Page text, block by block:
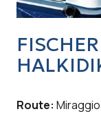
Route: